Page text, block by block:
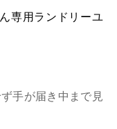
専用ランドリーユ
手が届き中まで見